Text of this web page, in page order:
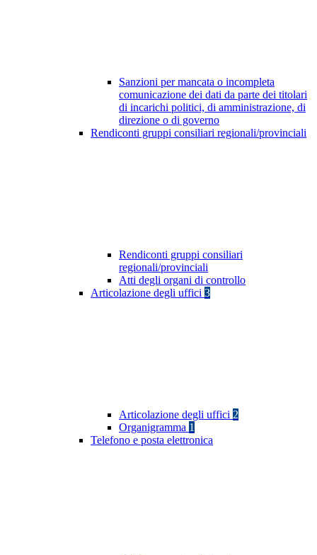
Sanzioni per mancata o incompleta
comunicazione dei dati da parte dei titolari
di incarichi politici, di amministrazione, di
direzione o di governo
Rendiconti gruppi consiliari regionali/provinciali
Rendiconti gruppi consiliari
regionali/provinciali
Atti degli organi di controllo
Articolazione degli uffici 3
Articolazione degli uffici 2
Organigramma 1
Telefono e posta elettronica